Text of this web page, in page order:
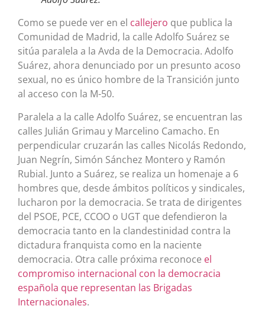
Como se puede ver en el callejero que publica la
Comunidad de Madrid, la calle Adolfo Suárez se
sitúa paralela a la Avda de la Democracia. Adolfo
Suárez, ahora denunciado por un presunto acoso
sexual, no es único hombre de la Transición junto
al acceso con la M-50.
Paralela a la calle Adolfo Suárez, se encuentran las
calles Julián Grimau y Marcelino Camacho. En
perpendicular cruzarán las calles Nicolás Redondo,
Juan Negrín, Simón Sánchez Montero y Ramón
Rubial. Junto a Suárez, se realiza un homenaje a 6
hombres que, desde ámbitos políticos y sindicales,
lucharon por la democracia. Se trata de dirigentes
del PSOE, PCE, CCOO o UGT que defendieron la
democracia tanto en la clandestinidad contra la
dictadura franquista como en la naciente
democracia. Otra calle próxima reconoce el
compromiso internacional con la democracia
española que representan las Brigadas
Internacionales.